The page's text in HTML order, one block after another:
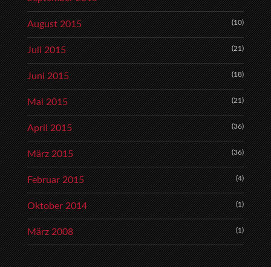
August 2015 (10)
Juli 2015 (21)
Juni 2015 (18)
Mai 2015 (21)
April 2015 (36)
März 2015 (36)
Februar 2015 (4)
Oktober 2014 (1)
März 2008 (1)